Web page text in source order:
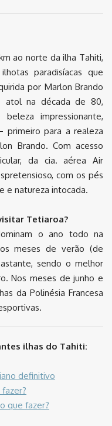
ao norte da ilha Tahiti,
paradisíacas que
por Marlon Brando
atol na década de 80,
impressionante,
primeiro para a realeza
Brando. Com acesso
da cia. aérea Air
com os pés
e natureza intocada.
Tetiaroa?
o ano todo na
meses de verão (de
sendo o melhor
Nos meses de junho e
da Polinésia Francesa
ilhas do Tahiti:
definitivo
que fazer?